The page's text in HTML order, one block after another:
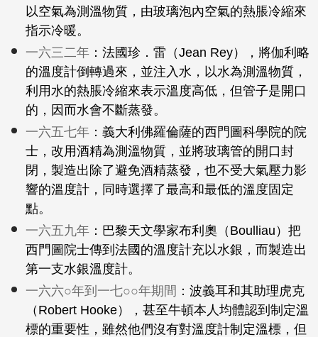
以空氣為測溫物質，由玻璃泡內空氣的熱脹冷縮來
指示冷暖。
一六三二年 ：法國珍．雷（Jean Rey），將伽利略
的溫度計倒轉過來，並注入水，以水為測溫物質，
利用水的熱脹冷縮來表示溫度高低，但管子是開口
的，因而水會不斷蒸發。
一六五七年 ：義大利佛羅倫薩的西門圖科學院的院
士，改用酒精為測溫物質，並將玻璃管的開口封
閉，製造出除了避免酒精蒸發，也不受大氣壓力影
響的溫度計，同時選擇了最高和最低的溫度固定
點。
一六五九年 ：巴黎天文學家布利奧（Boulliau）把
西門圖院士傳到法國的溫度計充以水銀，而製造出
第一支水銀溫度計。
一六六○年到一七○○年期間 ：波義耳和其助理虎克
（Robert Hooke），甚至牛頓本人均體認到制定溫
標的重要性，雖然他們沒有對溫度計制定溫標，但